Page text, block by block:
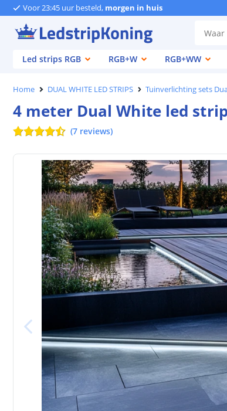
Voor 23:45 uur besteld, morgen in huis
Led strips RGB
RGB+W RGB+WW
Home DUAL WHITE LED STRIPS Tuinverlichting sets
4 meter Dual White led
(7 reviews)